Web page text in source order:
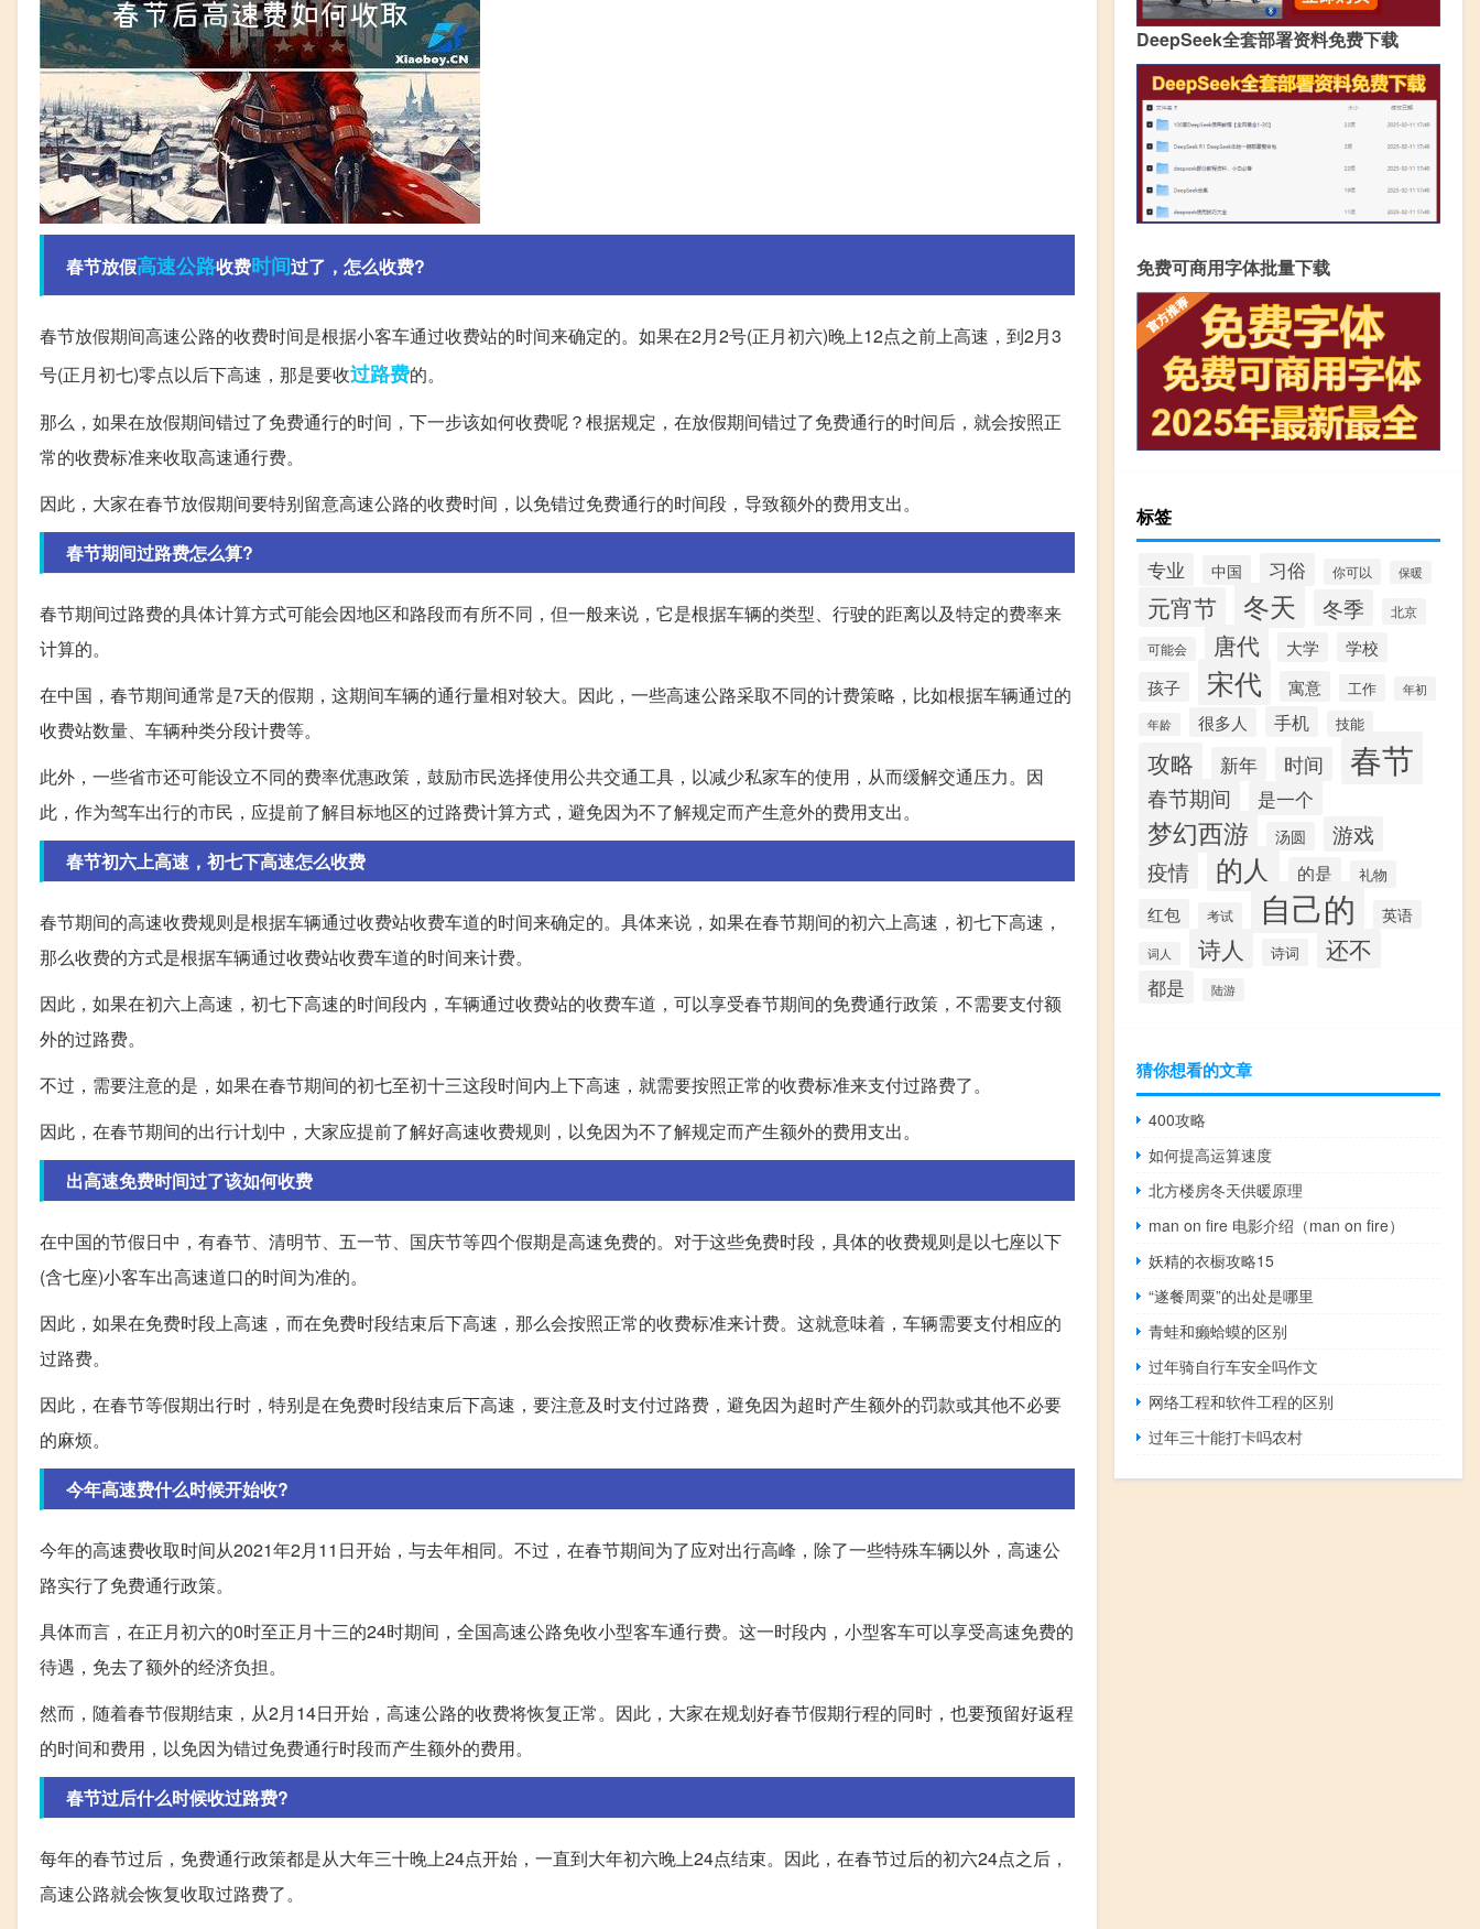
春节放假高速公路收费时间过了，怎么收费?
春节放假期间高速公路的收费时间是根据小客车通过收费站的时间来确定的。如果在2月2号(正月初六)晚上12点之前上高速，到2月3
号(正月初七)零点以后下高速，那是要收过路费的。
那么，如果在放假期间错过了免费通行的时间，下一步该如何收费呢？根据规定，在放假期间错过了免费通行的时间后，就会按照正
常的收费标准来收取高速通行费。
因此，大家在春节放假期间要特别留意高速公路的收费时间，以免错过免费通行的时间段，导致额外的费用支出。
春节期间过路费怎么算?
春节期间过路费的具体计算方式可能会因地区和路段而有所不同，但一般来说，它是根据车辆的类型、行驶的距离以及特定的费率来
计算的。
在中国，春节期间通常是7天的假期，这期间车辆的通行量相对较大。因此，一些高速公路采取不同的计费策略，比如根据车辆通过的
收费站数量、车辆种类分段计费等。
此外，一些省市还可能设立不同的费率优惠政策，鼓励市民选择使用公共交通工具，以减少私家车的使用，从而缓解交通压力。因
此，作为驾车出行的市民，应提前了解目标地区的过路费计算方式，避免因为不了解规定而产生意外的费用支出。
春节初六上高速，初七下高速怎么收费
春节期间的高速收费规则是根据车辆通过收费站收费车道的时间来确定的。具体来说，如果在春节期间的初六上高速，初七下高速，
那么收费的方式是根据车辆通过收费站收费车道的时间来计费。
因此，如果在初六上高速，初七下高速的时间段内，车辆通过收费站的收费车道，可以享受春节期间的免费通行政策，不需要支付额
外的过路费。
不过，需要注意的是，如果在春节期间的初七至初十三这段时间内上下高速，就需要按照正常的收费标准来支付过路费了。
因此，在春节期间的出行计划中，大家应提前了解好高速收费规则，以免因为不了解规定而产生额外的费用支出。
出高速免费时间过了该如何收费
在中国的节假日中，有春节、清明节、五一节、国庆节等四个假期是高速免费的。对于这些免费时段，具体的收费规则是以七座以下
(含七座)小客车出高速道口的时间为准的。
因此，如果在免费时段上高速，而在免费时段结束后下高速，那么会按照正常的收费标准来计费。这就意味着，车辆需要支付相应的
过路费。
因此，在春节等假期出行时，特别是在免费时段结束后下高速，要注意及时支付过路费，避免因为超时产生额外的罚款或其他不必要
的麻烦。
今年高速费什么时候开始收?
今年的高速费收取时间从2021年2月11日开始，与去年相同。不过，在春节期间为了应对出行高峰，除了一些特殊车辆以外，高速公
路实行了免费通行政策。
具体而言，在正月初六的0时至正月十三的24时期间，全国高速公路免收小型客车通行费。这一时段内，小型客车可以享受高速免费的
待遇，免去了额外的经济负担。
然而，随着春节假期结束，从2月14日开始，高速公路的收费将恢复正常。因此，大家在规划好春节假期行程的同时，也要预留好返程
的时间和费用，以免因为错过免费通行时段而产生额外的费用。
春节过后什么时候收过路费?
每年的春节过后，免费通行政策都是从大年三十晚上24点开始，一直到大年初六晚上24点结束。因此，在春节过后的初六24点之后，
高速公路就会恢复收取过路费了。
DeepSeek全套部署资料免费下载
免费可商用字体批量下载
标签
专业 中国 习俗 你可以 保暖
元宵节 冬天 冬季 北京
可能会 唐代 大学
学校
孩子
宋代 寓意 工作 年初
年龄 很多人 手机 技能
攻略 新年 时间 春节
春节期间 是一个
梦幻西游 汤圆 游戏
疫情 的人 的是 礼物
红包 考试 自己的 英语
词人 诗人 诗词 还不
都是 陆游
猜你想看的文章
400攻略
如何提高运算速度
北方楼房冬天供暖原理
man on fire 电影介绍（man on fire）
妖精的衣橱攻略15
“遂餐周粟”的出处是哪里
青蛙和癞蛤蟆的区别
过年骑自行车安全吗作文
网络工程和软件工程的区别
过年三十能打卡吗农村